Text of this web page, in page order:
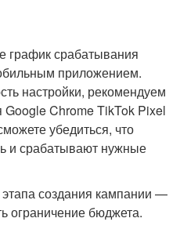
график срабатывания
приложением.
настройки, рекомендуем
Chrome TikTok Pixel
убедиться, что
и срабатывают нужные
создания кампании —
ограничение бюджета.